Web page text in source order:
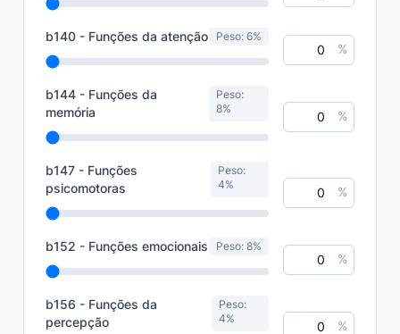
b140 - Funções da atenção Peso: 6%
%
b144 - Funções da
memória
Peso:
8%
%
b147 - Funções
psicomotoras
Peso:
4%
%
b152 - Funções emocionais Peso: 8%
%
b156 - Funções da
percepção
Peso:
4%
%